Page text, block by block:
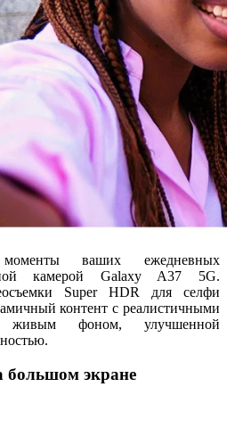
ваших ежедневных
камерой Galaxy A37 5G.
Super HDR для селфи
контент с реалистичными
фоном, улучшенной
экране